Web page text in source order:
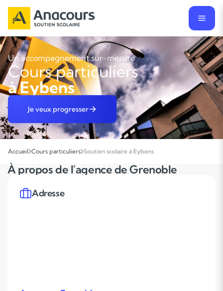
Un accompagnement sur-mesure
Cours particuliers
à Eybens
Je veux progresser
Accueil Cours particuliers Soutien scolaire à Eybens
À propos de l'agence de Grenoble
Adresse